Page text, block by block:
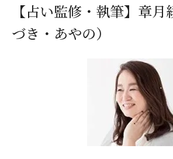
【占い監修・執筆】章月
づき・あやの）